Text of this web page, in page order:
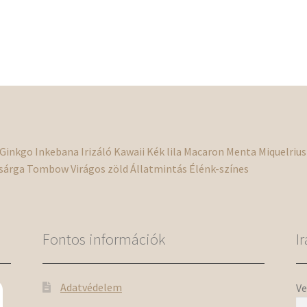
Ginkgo Inkebana Irizáló Kawaii Kék lila Macaron Menta Miquelrius
TombowVirágos zöld Állatmintás Élénk-színes
Fontos információk
Adatvédelem